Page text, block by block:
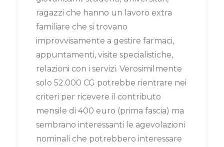
ragazzi che hanno un lavoro extra
familiare che si trovano
improvvisamente a gestire farmaci,
appuntamenti, visite specialistiche,
relazioni con i servizi. Verosimilmente
solo 52.000 CG potrebbe rientrare nei
criteri per ricevere il contributo
mensile di 400 euro (prima fascia) ma
sembrano interessanti le agevolazioni
nominali che potrebbero interessare